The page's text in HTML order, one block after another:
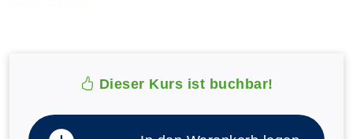
Dieser Kurs ist buchbar!